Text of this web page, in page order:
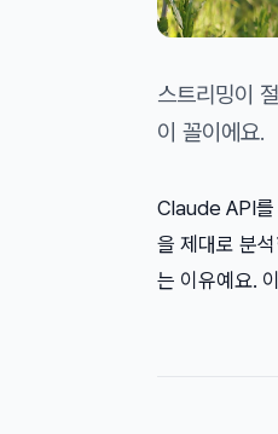
스트리밍이
이 꼴이에요.
Claude API를
을 제대로 분
는 이유예요.